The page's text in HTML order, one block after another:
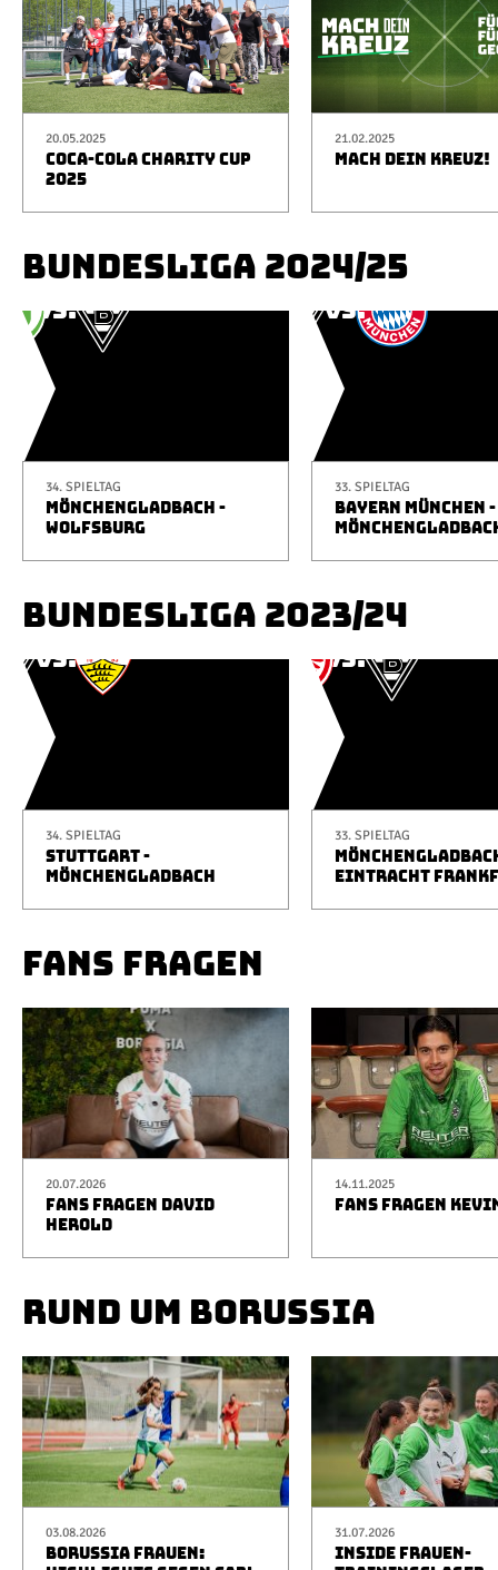
20.05.2025
COCA-COLA CHARITY CUP
2025
21.02.2025
MACH DEIN KREUZ!
BUNDESLIGA 2024/25
34. SPIELTAG
MÖNCHENGLADBACH -
WOLFSBURG
33. SPIELTAG
BAYERN MÜNCHEN -
BUNDESLIGA 2023/24
34. SPIELTAG
STUTTGART -
MÖNCHENGLADBACH
33. SPIELTAG
EINTRACHT
FANS FRAGEN
20.07.2026
FANS FRAGEN DAVID
HEROLD
14.11.2025
FANS FRAGEN
RUND UM BORUSSIA
03.08.2026
BORUSSIA FRAUEN:
31.07.2026
INSIDE FRAUEN-